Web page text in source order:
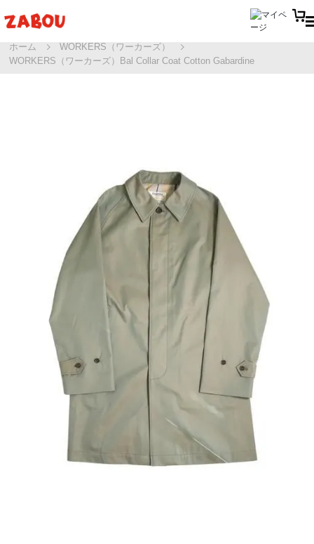
ホーム
WORKERS（ワーカーズ）
WORKERS（ワーカーズ）Bal Collar Coat Cotton Gabardine